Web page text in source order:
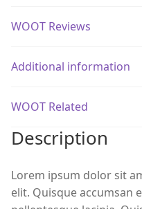
WOOT Reviews
Additional information
WOOT Related
Description
Lorem ipsum dolor sit
elit. Quisque accumsan